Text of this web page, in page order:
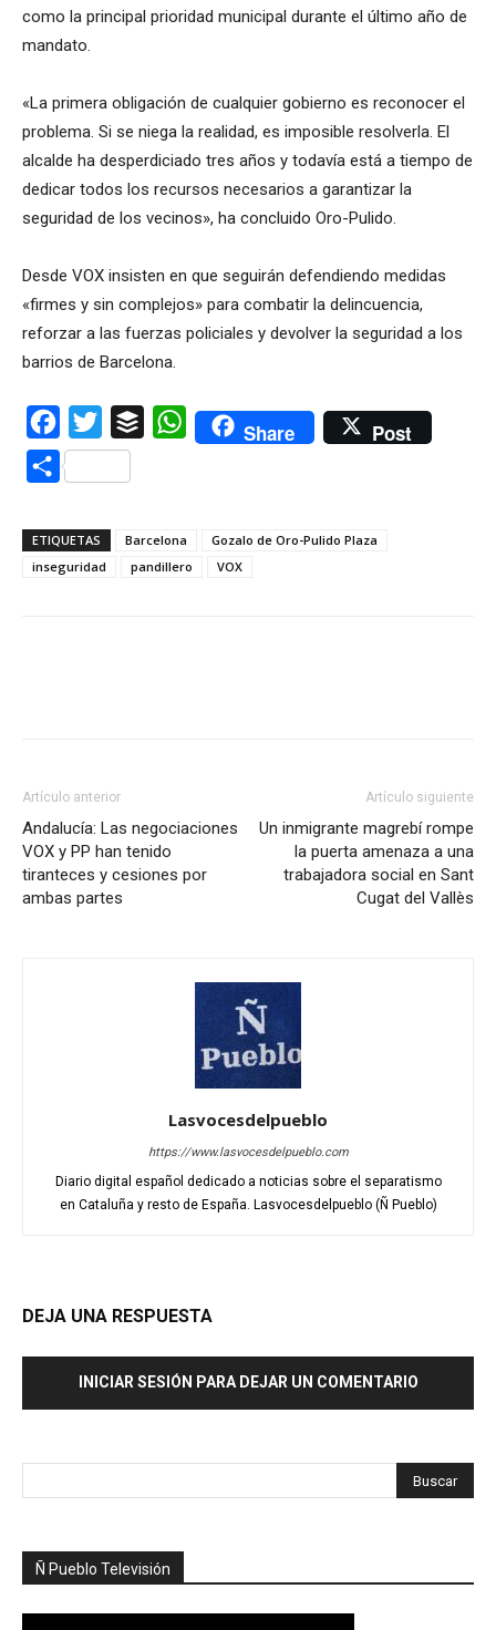
como la principal prioridad municipal durante el último año de
mandato.
«La primera obligación de cualquier gobierno es reconocer el
problema. Si se niega la realidad, es imposible resolverla. El
alcalde ha desperdiciado tres años y todavía está a tiempo de
dedicar todos los recursos necesarios a garantizar la
seguridad de los vecinos», ha concluido Oro-Pulido.
Desde VOX insisten en que seguirán defendiendo medidas
«firmes y sin complejos» para combatir la delincuencia,
reforzar a las fuerzas policiales y devolver la seguridad a los
barrios de Barcelona.
Facebook
Twitter Buffer WhatsAppShare Post
Compartir
ETIQUETAS Barcelona
Gozalo de Oro-Pulido Plaza
inseguridad
pandillero VOX
Artículo anterior
Andalucía: Las negociaciones
VOX y PP han tenido
tiranteces y cesiones por
ambas partes
Artículo siguiente
Un inmigrante magrebí rompe
la puerta amenaza a una
trabajadora social en Sant
Cugat del Vallès
Lasvocesdelpueblo
https://www.lasvocesdelpueblo.com
Diario digital español dedicado a noticias sobre el separatismo
en Cataluña y resto de España. Lasvocesdelpueblo (Ñ Pueblo)
DEJA UNA RESPUESTA
INICIAR SESIÓN PARA DEJAR UN COMENTARIO
Ñ Pueblo Televisión